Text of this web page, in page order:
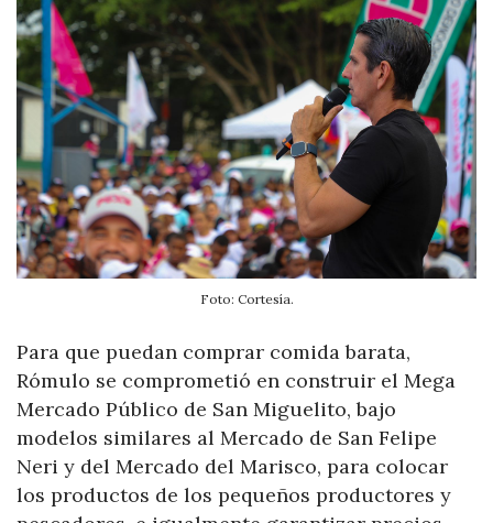
Foto: Cortesía.
Para que puedan comprar comida barata,
Rómulo se comprometió en construir el Mega
Mercado Público de San Miguelito, bajo
modelos similares al Mercado de San Felipe
Neri y del Mercado del Marisco, para colocar
los productos de los pequeños productores y